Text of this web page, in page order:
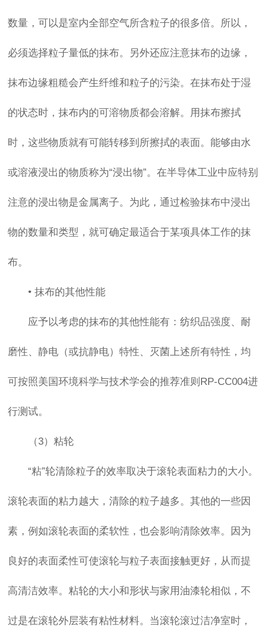
数量，可以是室内全部空气所含粒子的很多倍。所以，
必须选择粒子量低的抹布。另外还应注意抹布的边缘，
抹布边缘粗糙会产生纤维和粒子的污染。在抹布处于湿
的状态时，抹布内的可溶物质都会溶解。用抹布擦拭
时，这些物质就有可能转移到所擦拭的表面。能够由水
或溶液浸出的物质称为“浸出物”。在半导体工业中应特别
注意的浸出物是金属离子。为此，通过检验抹布中浸出
物的数量和类型，就可确定最适合于某项具体工作的抹
布。
•抹布的其他性能
应予以考虑的抹布的其他性能有：纺织品强度、耐
磨性、静电（或抗静电）特性、灭菌上述所有特性，均
可按照美国环境科学与技术学会的推荐准则RP-CC004进
行测试。
（3）粘轮
“粘”轮清除粒子的效率取决于滚轮表面粘力的大小。
滚轮表面的粘力越大，清除的粒子越多。其他的一些因
素，例如滚轮表面的柔软性，也会影响清除效率。因为
良好的表面柔性可使滚轮与粒子表面接触更好，从而提
高清洁效率。粘轮的大小和形状与家用油漆轮相似，不
过是在滚轮外层装有粘性材料。当滚轮滚过洁净室时，